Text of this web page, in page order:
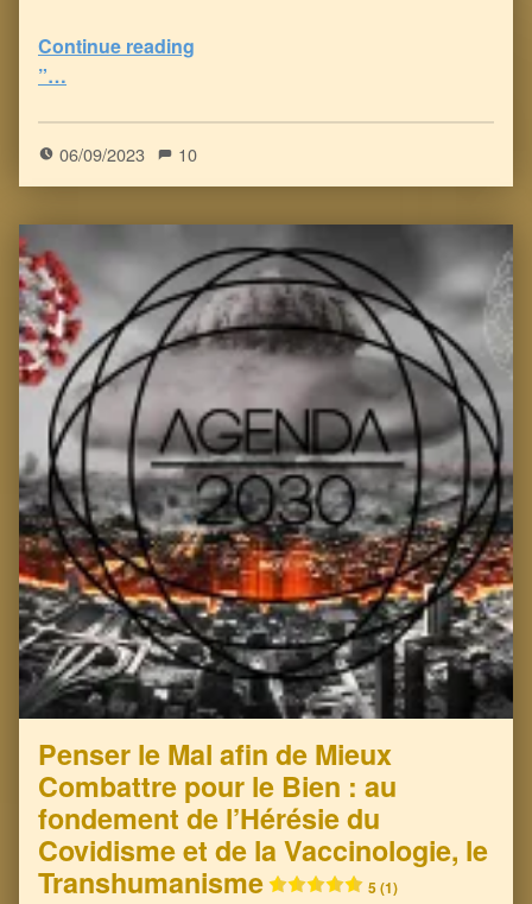
Continue reading
”…
06/09/2023 10
Penser le Mal afin de Mieux
Combattre pour le Bien : au
fondement de l’Hérésie du
Covidisme et de la Vaccinologie, le
Transhumanisme
5 (1)